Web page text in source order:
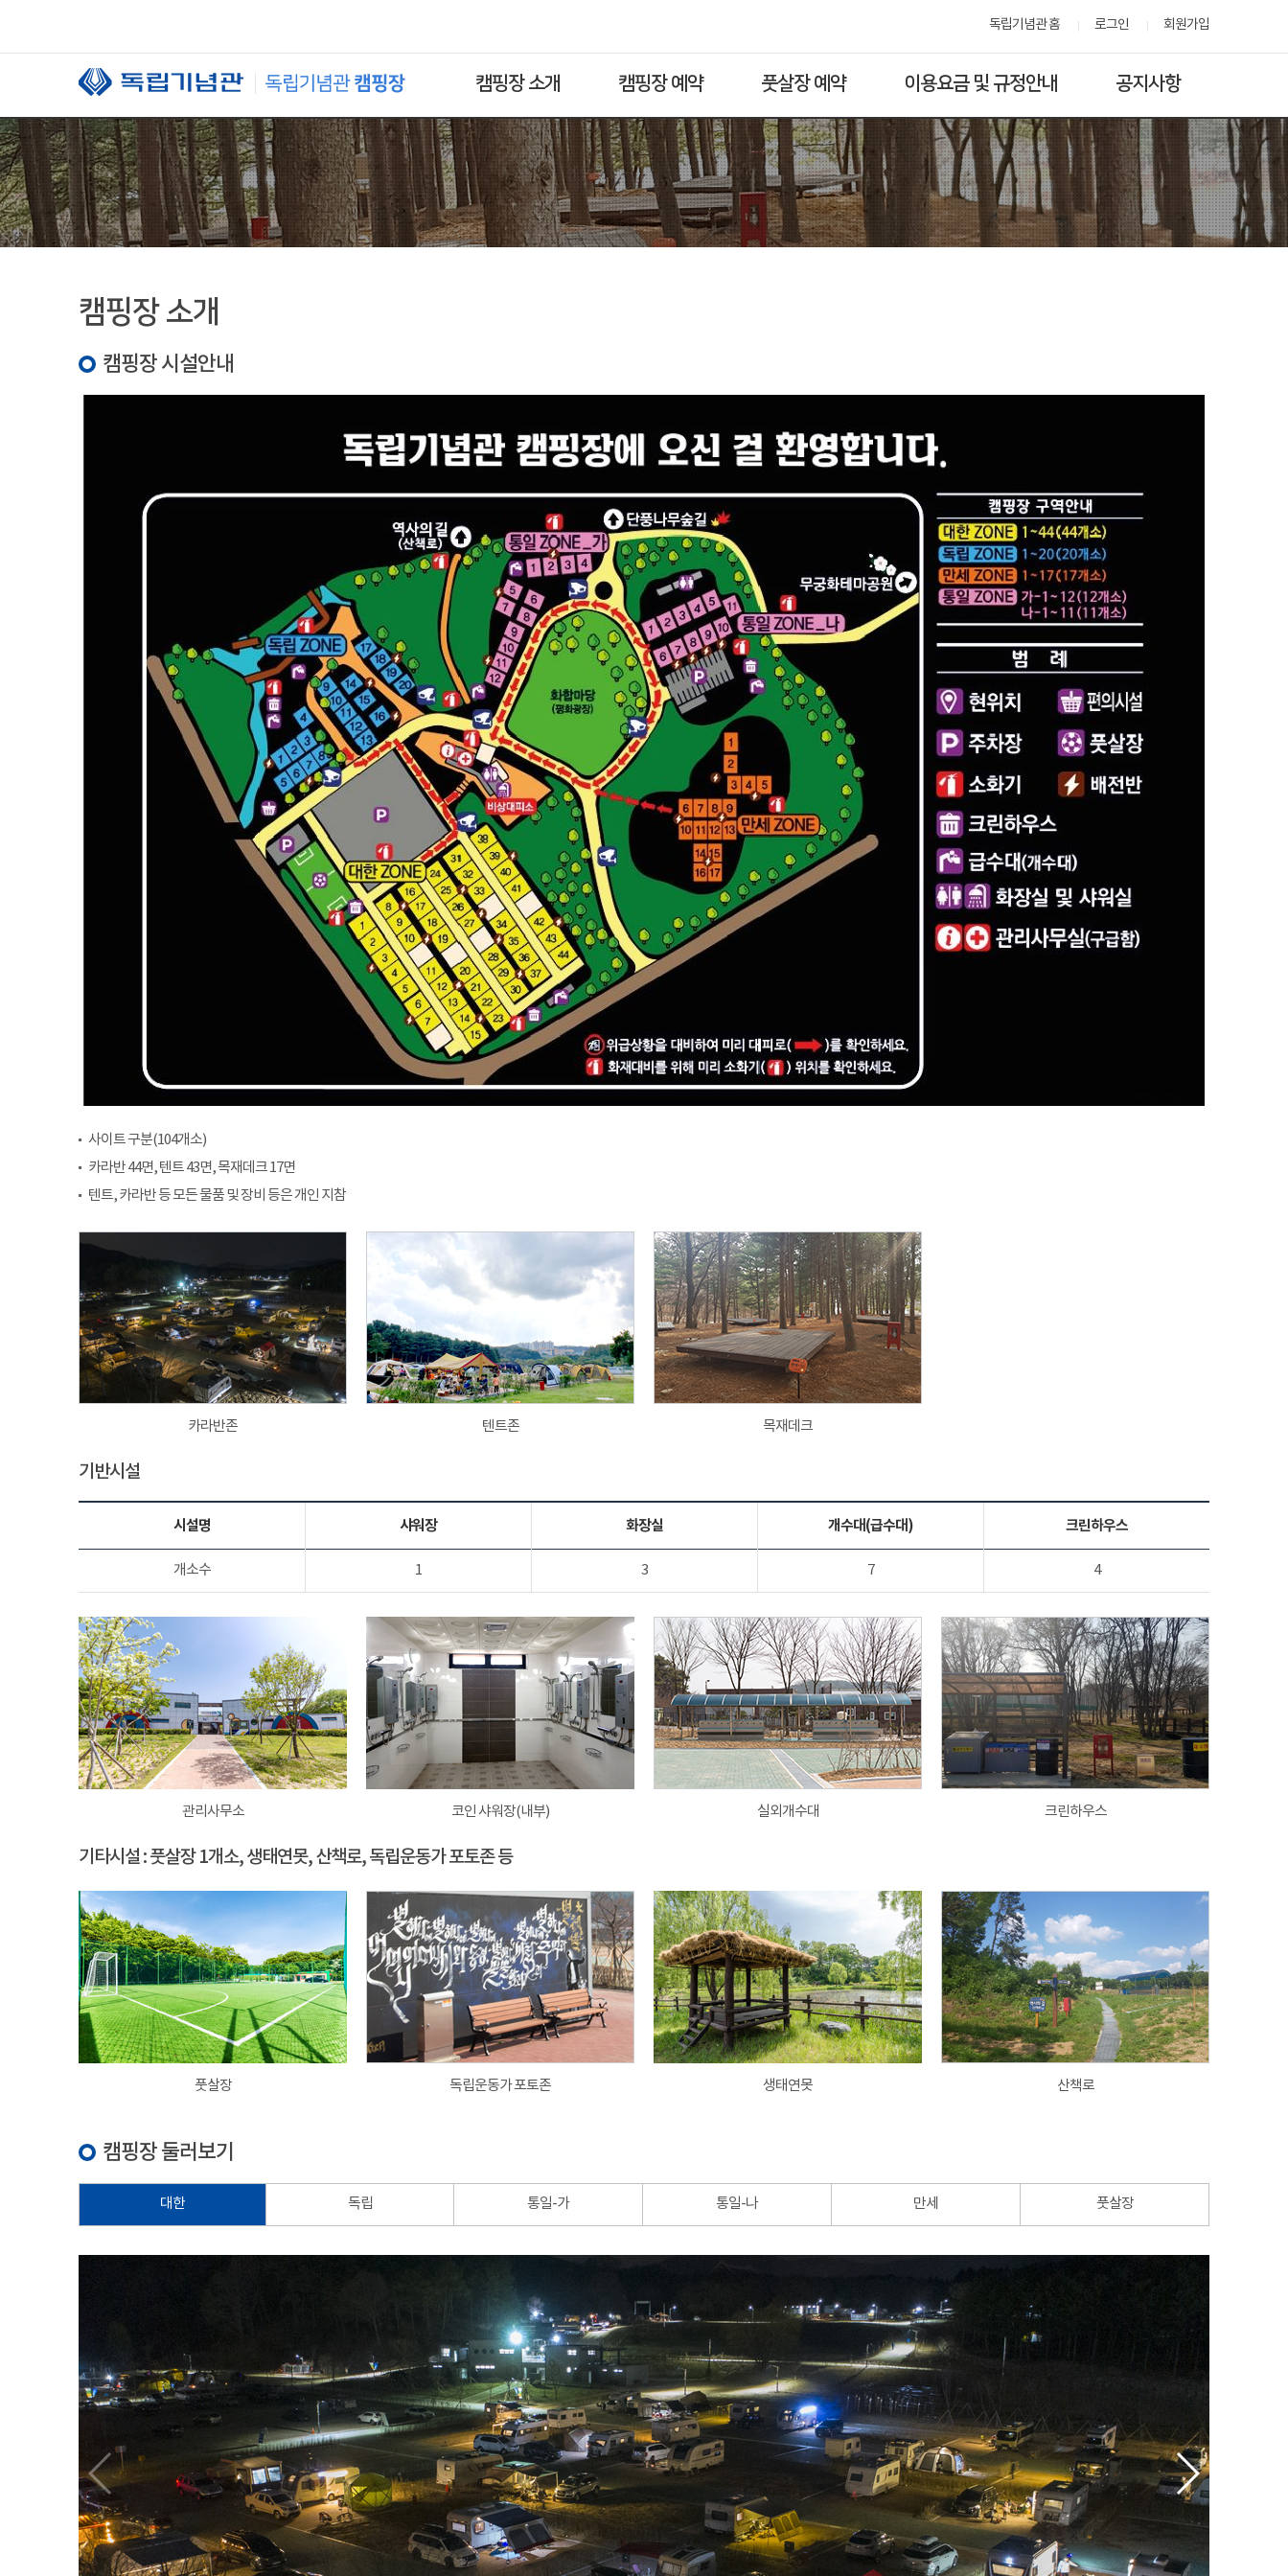
독립기념관 홈 로그인 회원가입
캠핑장 소개 캠핑장 예약 풋살장 예약 이용요금 및 규정안내 공지사항
캠핑장 소개
캠핑장 시설안내
사이트 구분(104개소)
카라반 44면, 텐트 43면, 목재데크 17면
텐트, 카라반 등 모든 물품 및 장비 등은 개인 지참
카라반존 텐트존 목재데크
기반시설
시설명 샤워장 화장실 개수대(급수대) 크린하우스
개소수 1 3 7 4
관리사무소 코인 샤워장(내부) 실외개수대 크린하우스
기타시설 : 풋살장 1개소, 생태연못, 산책로, 독립운동가 포토존 등
풋살장 독립운동가 포토존 생태연못 산책로
캠핑장 둘러보기
대한 독립 통일-가 통일-나 만세 풋살장